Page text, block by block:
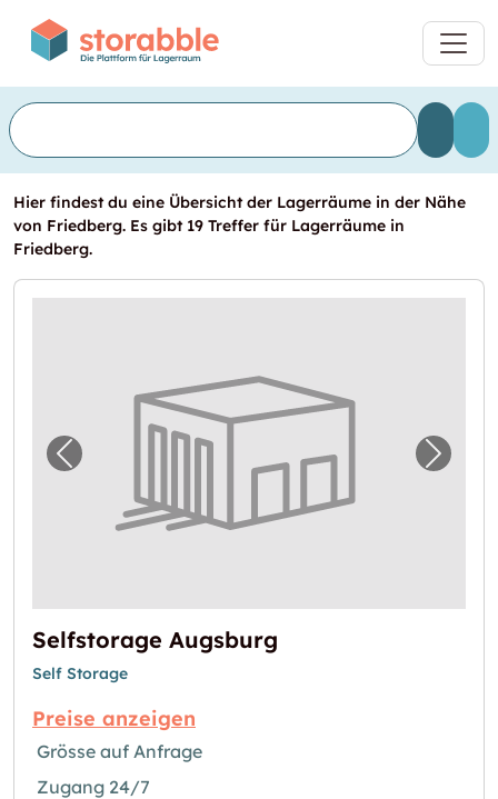
Hier findest du eine Übersicht der Lagerräume in der Nähe
von Friedberg. Es gibt 19 Treffer für Lagerräume in
Friedberg.
Vorheriges Bild für "Selfstorage Augsburg"
Selfstorage Augsburg
Self Storage
Preise anzeigen
Grösse auf Anfrage
Zugang 24/7